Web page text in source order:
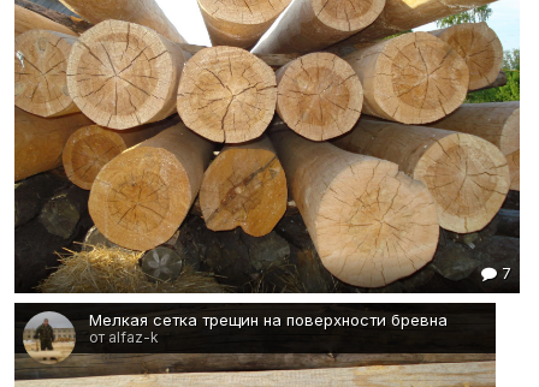
7
Мелкая сетка трещин на поверхности бревна
от alfaz-k